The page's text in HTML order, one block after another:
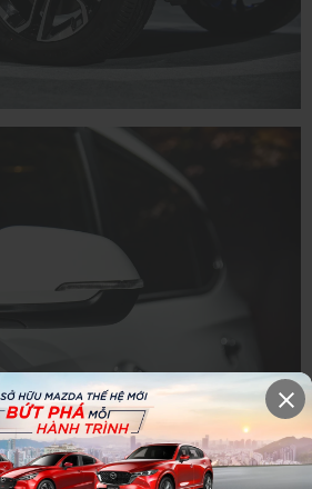
biệt nào với các phiên bản cao hơn.